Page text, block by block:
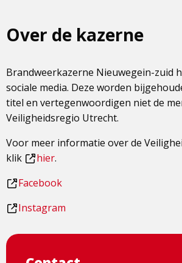
externe
Over de kazerne
Brandweerkazerne Nieuwegein-zuid
sociale media. Deze worden
titel en vertegenwoordigen niet de
Veiligheidsregio Utrecht.
Voor meer informatie over de
klik
is
een
pagina
hier.
Dit
een
pagina
Facebook
Dit
een
Instagram